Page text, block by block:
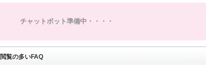
チャットボット準備中・・・・
閲覧の多いFAQ